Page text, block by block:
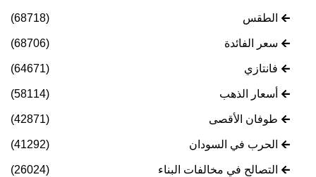
الطقس (68718)
سعر الفائدة (68706)
فانتازي (64671)
أسعار الذهب (58114)
طوفان الأقصى (42871)
الحرب في السودان (41292)
التصالح في مخالفات البناء (26024)